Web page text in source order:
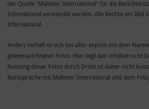
der Quelle "Malteser International" für die
International verwendet werden. Alle Rechte am Bild
International.
Anders verhält es sich bei allen explizit mit dem
gekennzeichneten Fotos. Hier liegt das Urheberrecht
Nutzung dieser Fotos durch Dritte ist daher nicht
Rücksprache mit Malteser International und dem